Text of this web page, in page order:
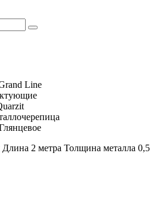
Line
2 метра Толщина металла 0,5